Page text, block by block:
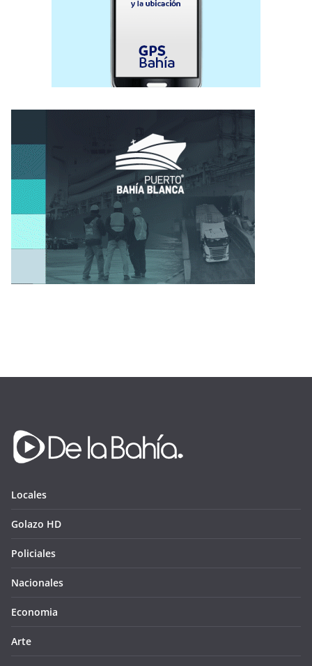
Locales
Golazo HD
Policiales
Nacionales
Economia
Arte